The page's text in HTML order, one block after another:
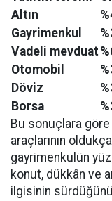
Altın
Gayrimenkul
Vadeli mevduat
Otomobil
Döviz
Borsa
Bu sonuçlara göre
araçlarının
gayrimenkulün
konut, dükkân ve
ilgisinin